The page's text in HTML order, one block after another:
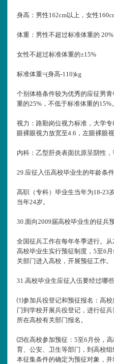
身高：男性162cm以上，女性
体重：男性不超过标准体重的
女性不超过标准体重的±15%
标准体重=(身高-110)kg
个别体格条件较为优秀的应征男
重的25%，不低于标准体重的15%。
视力：路勤岗位视力标准，大学
眼裸眼视力放宽至4.6，左眼裸眼视
内科：乙型肝炎表面抗原呈阴性，
29.应征入伍高校毕业生的年龄条
高职（专科）毕业生当年为18-23
当年24岁。
30.面向2009届高校毕业生的征兵
全国征兵工作在每年冬季进行。
高校毕业生实行预征制度，5至6
关部门进入高校，开展预征工作。
31.高校毕业生应征入伍要经过哪
⑴参加兵役登记和预征报名：高
门到学校开展兵役登记，进行征
所在高校有关部门报名。
⑵在高校参加预征：5至6月份，
育、公安、卫生等部门，到高校
本征集条件的确定为预征对象，